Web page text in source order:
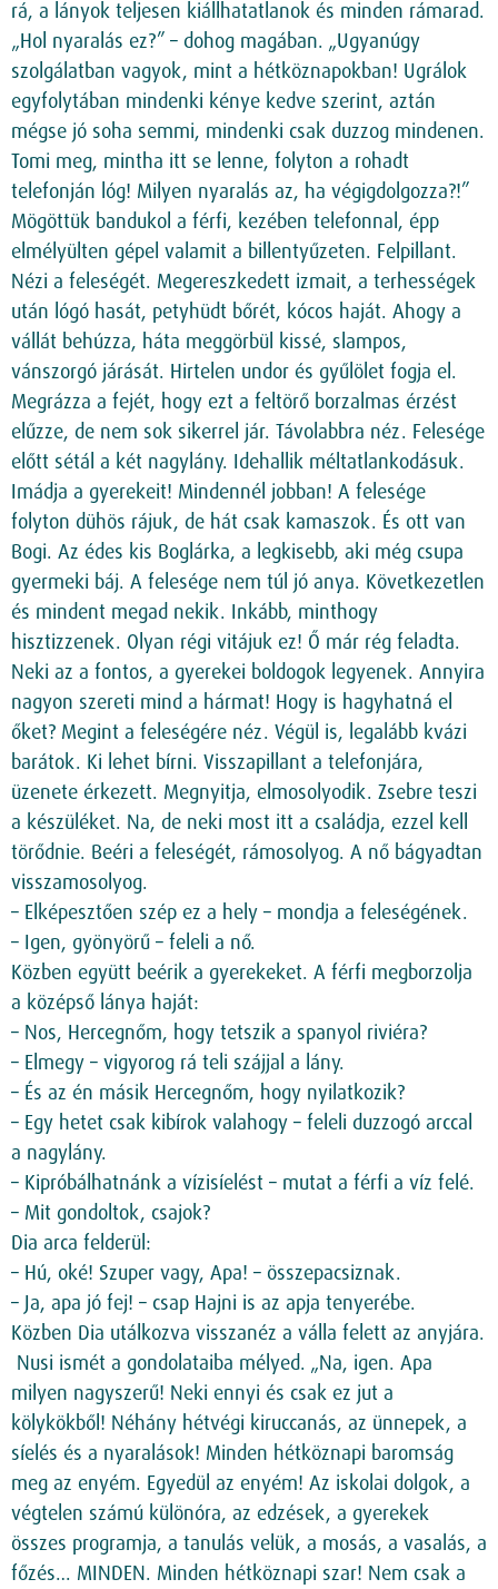
rá, a lányok teljesen kiállhatatlanok és minden rámarad.
„Hol nyaralás ez?” – dohog magában. „Ugyanúgy
szolgálatban vagyok, mint a hétköznapokban! Ugrálok
egyfolytában mindenki kénye kedve szerint, aztán
mégse jó soha semmi, mindenki csak duzzog mindenen.
Tomi meg, mintha itt se lenne, folyton a rohadt
telefonján lóg! Milyen nyaralás az, ha végigdolgozza?!”
Mögöttük bandukol a férfi, kezében telefonnal, épp
elmélyülten gépel valamit a billentyűzeten. Felpillant.
Nézi a feleségét. Megereszkedett izmait, a terhességek
után lógó hasát, petyhüdt bőrét, kócos haját. Ahogy a
vállát behúzza, háta meggörbül kissé, slampos,
vánszorgó járását. Hirtelen undor és gyűlölet fogja el.
Megrázza a fejét, hogy ezt a feltörő borzalmas érzést
elűzze, de nem sok sikerrel jár. Távolabbra néz. Felesége
előtt sétál a két nagylány. Idehallik méltatlankodásuk.
Imádja a gyerekeit! Mindennél jobban! A felesége
folyton dühös rájuk, de hát csak kamaszok. És ott van
Bogi. Az édes kis Boglárka, a legkisebb, aki még csupa
gyermeki báj. A felesége nem túl jó anya. Következetlen
és mindent megad nekik. Inkább, minthogy
hisztizzenek. Olyan régi vitájuk ez! Ő már rég feladta.
Neki az a fontos, a gyerekei boldogok legyenek. Annyira
nagyon szereti mind a hármat! Hogy is hagyhatná el
őket? Megint a feleségére néz. Végül is, legalább kvázi
barátok. Ki lehet bírni. Visszapillant a telefonjára,
üzenete érkezett. Megnyitja, elmosolyodik. Zsebre teszi
a készüléket. Na, de neki most itt a családja, ezzel kell
törődnie. Beéri a feleségét, rámosolyog. A nő bágyadtan
visszamosolyog.
– Elképesztően szép ez a hely – mondja a feleségének.
– Igen, gyönyörű – feleli a nő.
Közben együtt beérik a gyerekeket. A férfi megborzolja
a középső lánya haját:
– Nos, Hercegnőm, hogy tetszik a spanyol riviéra?
– Elmegy – vigyorog rá teli szájjal a lány.
– És az én másik Hercegnőm, hogy nyilatkozik?
– Egy hetet csak kibírok valahogy – feleli duzzogó arccal
a nagylány.
– Kipróbálhatnánk a vízisíelést – mutat a férfi a víz felé.
– Mit gondoltok, csajok?
Dia arca felderül:
– Hú, oké! Szuper vagy, Apa! – összepacsiznak.
– Ja, apa jó fej! – csap Hajni is az apja tenyerébe.
Közben Dia utálkozva visszanéz a válla felett az anyjára.
Nusi ismét a gondolataiba mélyed. „Na, igen. Apa
milyen nagyszerű! Neki ennyi és csak ez jut a
kölykökből! Néhány hétvégi kiruccanás, az ünnepek, a
síelés és a nyaralások! Minden hétköznapi baromság
meg az enyém. Egyedül az enyém! Az iskolai dolgok, a
végtelen számú különóra, az edzések, a gyerekek
összes programja, a tanulás velük, a mosás, a vasalás, a
főzés… MINDEN. Minden hétköznapi szar! Nem csak a